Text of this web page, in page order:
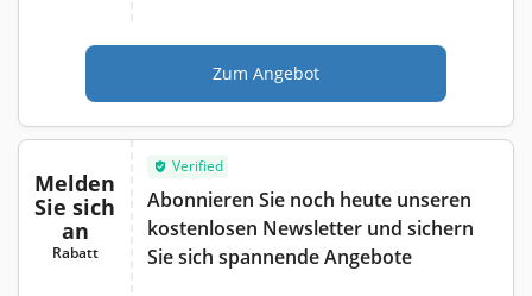
Zum Angebot
Melden
Sie sich
an
Rabatt
Verified
Abonnieren Sie noch heute unseren
kostenlosen Newsletter und sichern
Sie sich spannende Angebote